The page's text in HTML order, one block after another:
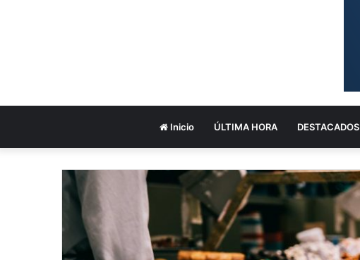
Inicio ÚLTIMA HORA DESTACADOS